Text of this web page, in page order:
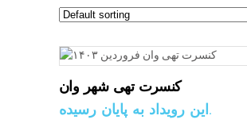
کنسرت تهی شهر وان
این رویداد به پایان رسیده.